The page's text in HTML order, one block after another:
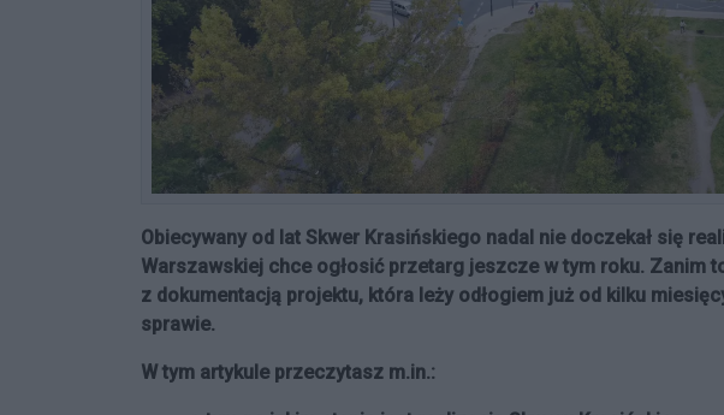
Obiecywany od lat Skwer Krasińskiego nadal nie doczekał się
Warszawskiej chce ogłosić przetarg jeszcze w tym roku. Zanim
z dokumentacją projektu, która leży odłogiem już od kilku
sprawie.
W tym artykule przeczytasz m.in.: